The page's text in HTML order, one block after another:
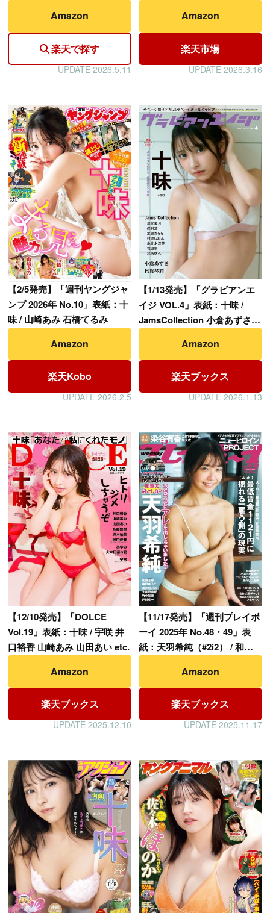
Amazon
楽天で探す
UPDATE 2026.5.11
Amazon
楽天市場
UPDATE 2026.3.16
【2/5発売】「週刊ヤングジャ
ンプ 2026年 No.10」表紙：十
味 / 山崎あみ 石橋てるみ
Amazon
楽天Kobo
UPDATE 2026.2.5
【1/13発売】「グラビアンエ
イジ VOL.4」表紙：十味 /
JamsCollection 小倉あずさ
貝賀琴莉
Amazon
楽天ブックス
UPDATE 2026.1.13
【12/10発売】「DOLCE
Vol.19」表紙：十味 / 宇咲 井
口裕香 山崎あみ 山田あい etc.
Amazon
楽天ブックス
UPDATE 2025.12.10
【11/17発売】「週刊プレイボ
ーイ 2025年 No.48・49」表
紙：天羽希純（#2i2） / 和泉
芳怜 椿野ゆうこ 浅井恋乃未
Amazon
楽天ブックス
UPDATE 2025.11.17